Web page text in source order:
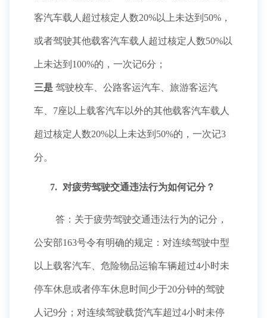
客汽车载人超过核定人数20%以上未达到50%，
或者驾驶其他载客汽车载人超过核定人数50%以
上未达到100%的，一次记6分；
三是 驾驶校车、公路客运汽车、旅游客运汽
车、7座以上载客汽车以外的其他载客汽车载人
超过核定人数20%以上未达到50%的，一次记3
分。
7. 对疲劳驾驶交通违法行为如何记分？
答：关于疲劳驾驶交通违法行为的记分，
公安部163号令有明确的规定：对连续驾驶中型
以上载客汽车、危险物品运输车辆超过4小时未
停车休息或者停车休息时间少于20分钟的驾驶
人记9分；对连续驾驶载货汽车超过4小时未停